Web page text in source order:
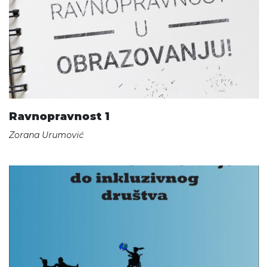
Ravnopravnost 1
Zorana Urumović